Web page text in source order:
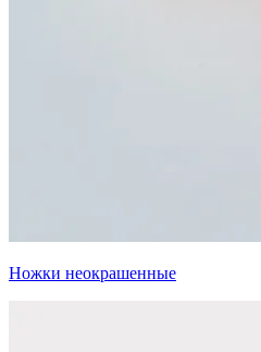
Ножки неокрашенные